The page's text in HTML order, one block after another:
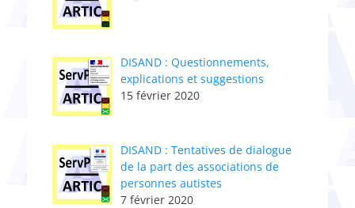
DISAND : Questionnements,
explications et suggestions
15 février 2020
DISAND : Tentatives de dialogue
de la part des associations de
personnes autistes
7 février 2020